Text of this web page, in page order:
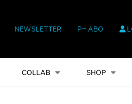
NEWSLETTER P+ ABO
COLLAB SHOP
Shop Heftausgaben Suchen